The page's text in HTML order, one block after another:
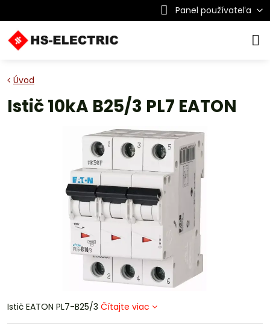
Panel používateľa
Úvod
Istič 10kA B25/3 PL7 EATON
Istič EATON PL7-B25/3 Čítajte viac